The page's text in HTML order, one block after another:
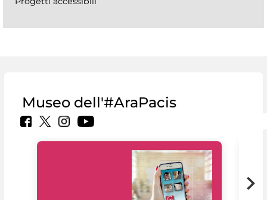
Museo dell'#AraPacis